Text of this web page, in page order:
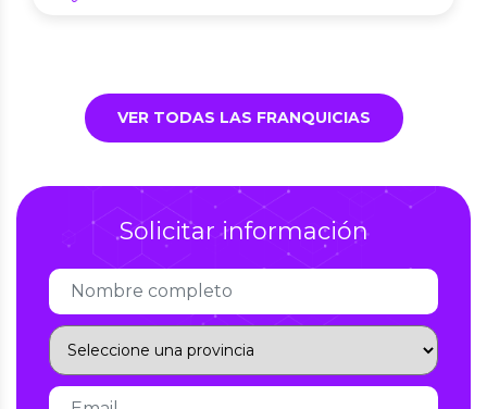
VER TODAS LAS FRANQUICIAS
Solicitar información